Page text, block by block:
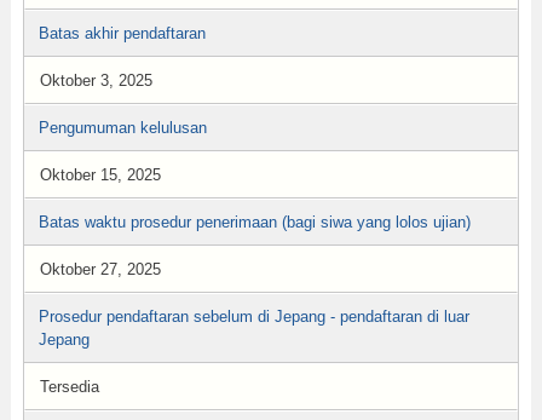
Batas akhir pendaftaran
Oktober 3, 2025
Pengumuman kelulusan
Oktober 15, 2025
Batas waktu prosedur penerimaan (bagi siwa yang lolos ujian)
Oktober 27, 2025
Prosedur pendaftaran sebelum di Jepang - pendaftaran di luar
Jepang
Tersedia